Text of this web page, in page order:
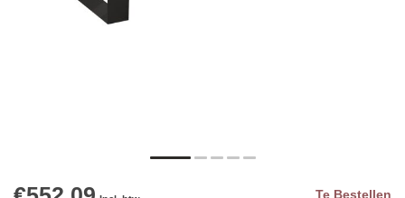
Te Bestellen